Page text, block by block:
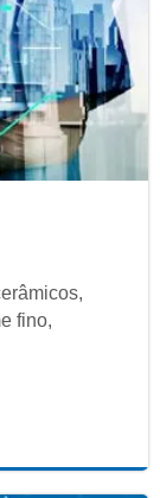
fino,